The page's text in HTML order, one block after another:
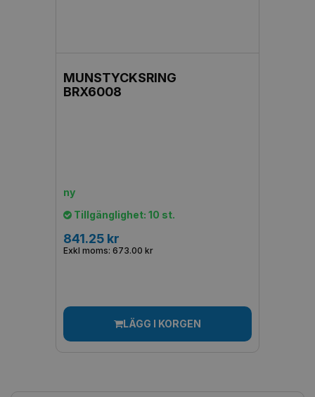
MUNSTYCKSRING
BRX6008
ny
Tillgänglighet: 10 st.
841.25 kr
Exkl moms: 673.00 kr
LÄGG I KORGEN